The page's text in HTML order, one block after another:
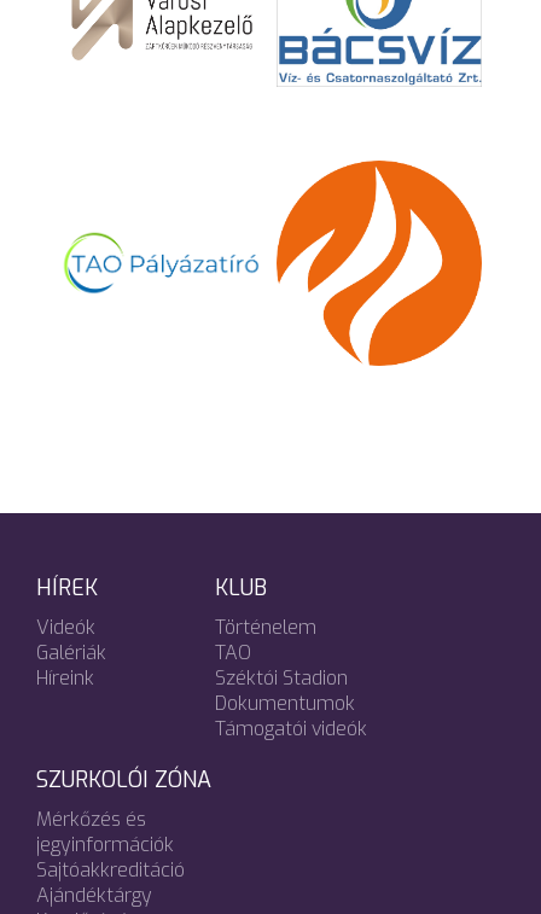
HÍREK
Videók
Galériák
Híreink
KLUB
Történelem
TAO
Széktói Stadion
Dokumentumok
Támogatói videók
SZURKOLÓI ZÓNA
Mérkőzés és
jegyinformációk
Sajtóakkreditáció
Ajándéktárgy